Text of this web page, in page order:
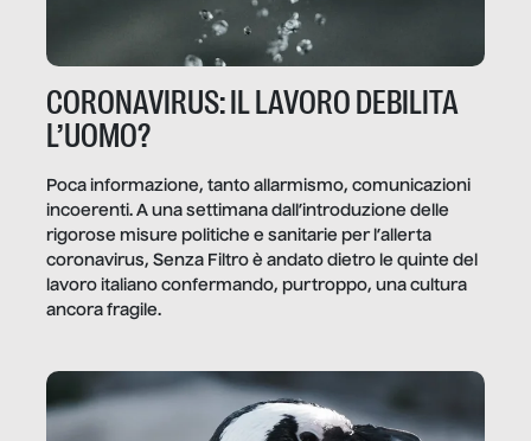
CORONAVIRUS: IL LAVORO DEBILITA
L’UOMO?
Poca informazione, tanto allarmismo, comunicazioni
incoerenti. A una settimana dall’introduzione delle
rigorose misure politiche e sanitarie per l’allerta
coronavirus, Senza Filtro è andato dietro le quinte del
lavoro italiano confermando, purtroppo, una cultura
ancora fragile.